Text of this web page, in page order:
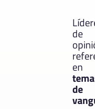
de
en
de